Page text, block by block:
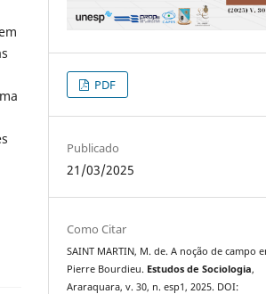
PDF
Publicado
21/03/2025
Como Citar
SAINT MARTIN, M. de. A noção de campo
Pierre Bourdieu. Estudos de Sociologia,
Araraquara, v. 30, n. esp1, 2025. DOI: